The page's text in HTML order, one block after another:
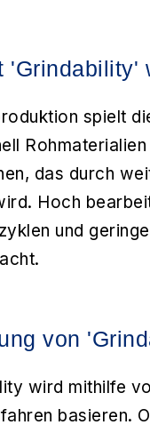
'Grindability'
spielt
das durch
Hoch
und
von
wird mithilfe
basieren.